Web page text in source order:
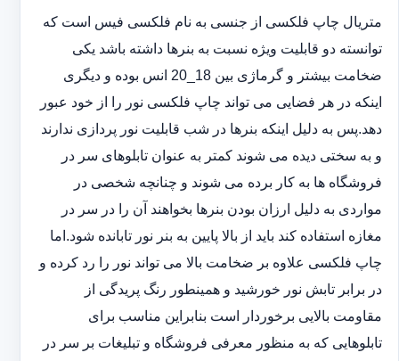
متریال چاپ فلکسی از جنسی به نام فلکسی فیس است که
توانسته دو قابلیت ویژه نسبت به بنرها داشته باشد یکی
ضخامت بیشتر و گرماژی بین 18_20 انس بوده و دیگری
اینکه در هر فضایی می تواند چاپ فلکسی نور را از خود عبور
دهد.پس به دلیل اینکه بنرها در شب قابلیت نور پردازی ندارند
و به سختی دیده می شوند کمتر به عنوان تابلوهای سر در
فروشگاه ها به کار برده می شوند و چنانچه شخصی در
مواردی به دلیل ارزان بودن بنرها بخواهند آن را در سر در
مغازه استفاده کند باید از بالا پایین به بنر نور تابانده شود.اما
چاپ فلکسی علاوه بر ضخامت بالا می تواند نور را رد کرده و
در برابر تابش نور خورشید و همینطور رنگ پریدگی از
مقاومت بالایی برخوردار است بنابراین مناسب برای
تابلوهایی که به منظور معرفی فروشگاه و تبلیغات بر سر در